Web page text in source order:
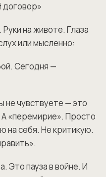
договор»
на животе. Глаза
или мысленно:
Сегодня —
не чувствуете — это
«перемирие». Просто
на себя. Не критикую.
Это пауза в войне. И